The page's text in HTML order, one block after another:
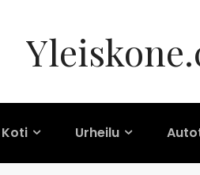
Koti Urheilu